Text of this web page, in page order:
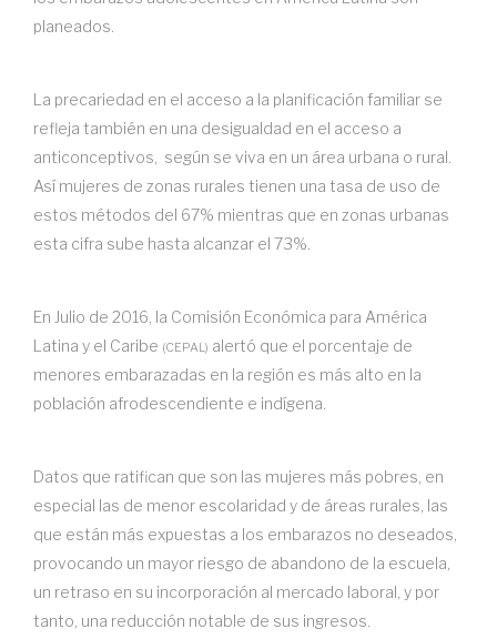
planeados.
La precariedad en el acceso a la planificación familiar se
refleja también en una desigualdad en el acceso a
anticonceptivos, según se viva en un área urbana o rural.
Así mujeres de zonas rurales tienen una tasa de uso de
estos métodos del 67% mientras que en zonas urbanas
esta cifra sube hasta alcanzar el 73%.
En Julio de 2016, la Comisión Económica para América
Latina y el Caribe (CEPAL) alertó que el porcentaje de
menores embarazadas en la región es más alto en la
población afrodescendiente e indígena.
Datos que ratifican que son las mujeres más pobres, en
especial las de menor escolaridad y de áreas rurales, las
que están más expuestas a los embarazos no deseados,
provocando un mayor riesgo de abandono de la escuela,
un retraso en su incorporación al mercado laboral, y por
tanto, una reducción notable de sus ingresos.